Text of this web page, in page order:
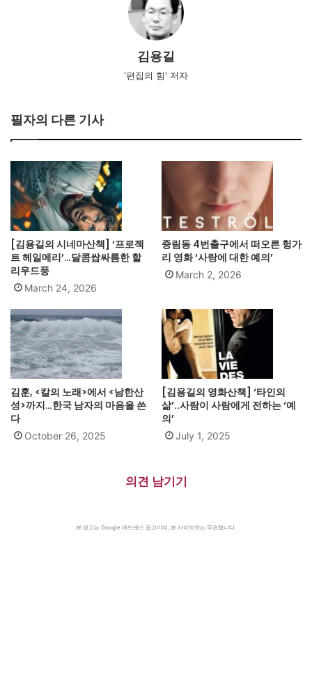
김용길
'편집의 힘' 저자
필자의 다른 기사
[김용길의 시네마산책] ‘프로젝
트 헤일메리’…달콤쌉싸름한 할
리우드풍
March 24, 2026
중림동 4번출구에서 떠오른 헝가
리 영화 ‘사랑에 대한 예의’
March 2, 2026
김훈, <칼의 노래>에서 <남한산
성>까지…한국 남자의 마음을 쓴
다
October 26, 2025
[김용길의 영화산책] ‘타인의
삶’..사람이 사람에게 전하는 ‘예
의’
July 1, 2025
의견 남기기
본 광고는 Google 애드센스 광고이며, 본 사이트와는 무관합니다.